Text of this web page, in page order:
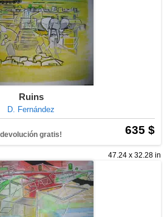
Ruins
D. Fernández
635 $
devolución gratis!
47.24 x 32.28 in